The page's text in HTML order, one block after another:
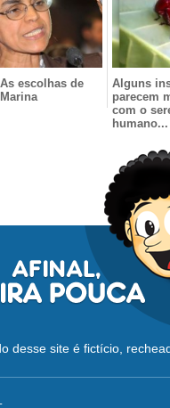
As escolhas de
Marina
Alguns
parecem
com o
humano...
desse site é fictício,